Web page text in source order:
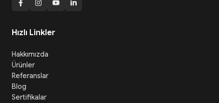
Hızlı Linkler
Hakkımızda
Ürünler
Referanslar
Blog
Sertifikalar